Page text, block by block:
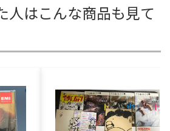
人はこんな商品も見て